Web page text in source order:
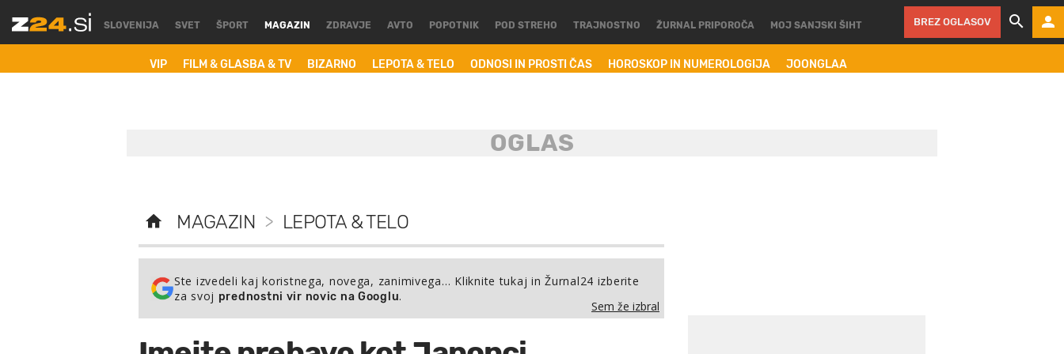
SLOVENIJA SVET ŠPORT MAGAZIN
VIP FILM & GLASBA & TV BIZARNO LEPOTA & TELO ODNOSI IN PROSTI ČAS HOROSKOP IN NUMEROLOGIJA JOONGLAA
ZDRAVJE AVTO POPOTNIK POD STREHO TRAJNOSTNO ŽURNAL PRIPOROČA MOJ SANJSKI ŠIHT BREZ OGLASOV
MAGAZIN > LEPOTA & TELO
Ste izvedeli kaj koristnega, novega, zanimivega… Kliknite tukaj in Žurnal24 izberite
za svoj prednostni vir novic na Googlu.
Sem že izbral